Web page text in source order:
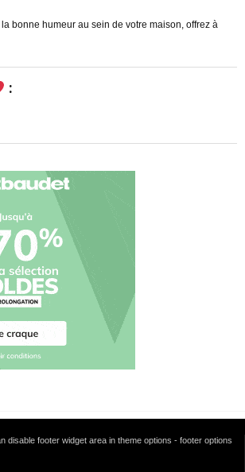
bonne humeur au sein de votre maison, offrez à
:
disable footer widget area in theme options - footer options